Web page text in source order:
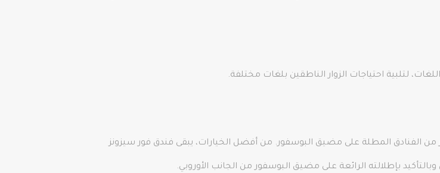
لتلبية احتياجات الزوار الناطقين بلغات مختلفة.
من الفنادق المطلة على مضيق البوسفور. من أفضل الخيارات، يبقى فندق فور سيزونز
بإطلالته الرائعة على مضيق البوسفور من الجانب الأوروبي.